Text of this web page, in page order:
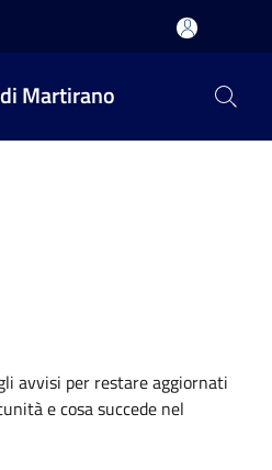
Martirano
avvisi per restare aggiornati
e cosa succede nel